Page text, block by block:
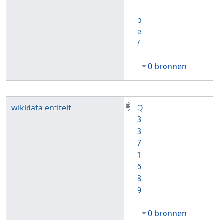
.
b
e
/
0 bronnen
wikidata entiteit
Q
3
3
7
1
6
8
9
0 bronnen